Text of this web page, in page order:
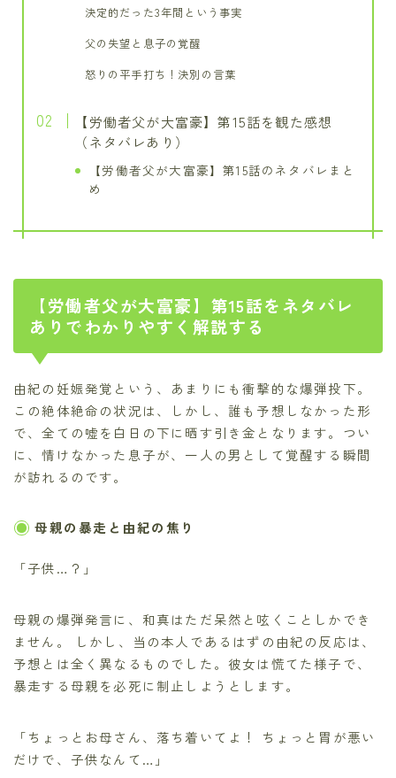
決定的だった3年間という事実
父の失望と息子の覚醒
怒りの平手打ち！決別の言葉
【労働者父が大富豪】第15話を観た感想
（ネタバレあり）
【労働者父が大富豪】第15話のネタバレまと
め
【労働者父が大富豪】第15話をネタバレ
ありでわかりやすく解説する
由紀の妊娠発覚という、あまりにも衝撃的な爆弾投下。
この絶体絶命の状況は、しかし、誰も予想しなかった形
で、全ての嘘を白日の下に晒す引き金となります。つい
に、情けなかった息子が、一人の男として覚醒する瞬間
が訪れるのです。
母親の暴走と由紀の焦り
「子供…？」
母親の爆弾発言に、和真はただ呆然と呟くことしかでき
ません。 しかし、当の本人であるはずの由紀の反応は、
予想とは全く異なるものでした。彼女は慌てた様子で、
暴走する母親を必死に制止しようとします。
「ちょっとお母さん、落ち着いてよ！ ちょっと胃が悪い
だけで、子供なんて…」